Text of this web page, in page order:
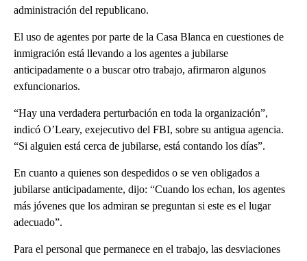
administración del republicano.
El uso de agentes por parte de la Casa Blanca en cuestiones de
inmigración está llevando a los agentes a jubilarse
anticipadamente o a buscar otro trabajo, afirmaron algunos
exfuncionarios.
“Hay una verdadera perturbación en toda la organización”,
indicó O’Leary, exejecutivo del FBI, sobre su antigua agencia.
“Si alguien está cerca de jubilarse, está contando los días”.
En cuanto a quienes son despedidos o se ven obligados a
jubilarse anticipadamente, dijo: “Cuando los echan, los agentes
más jóvenes que los admiran se preguntan si este es el lugar
adecuado”.
Para el personal que permanece en el trabajo, las desviaciones